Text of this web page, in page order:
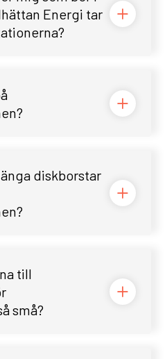
Energi tar
diskborstar
till
små?